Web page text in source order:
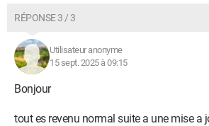
RÉPONSE 3 / 3
Utilisateur anonyme
15 sept. 2025 à 09:15
Bonjour
tout es revenu normal suite a une mise a